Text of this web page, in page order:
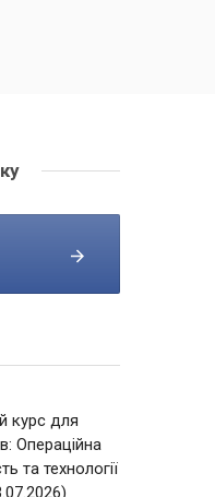
курс для
Операційна
та технології